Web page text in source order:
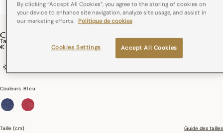
COCO-RICO
Tablier Elysée Coton
€ 65,00
Couleurs :Bleu
Taille (cm) Guide des tailles
By clicking “Accept All Cookies”, you agree to the storing of cookies on
your device to enhance site navigation, analyze site usage, and assist in
our marketing efforts. Politique de cookies
Accept All Cookies
Cookies Settings